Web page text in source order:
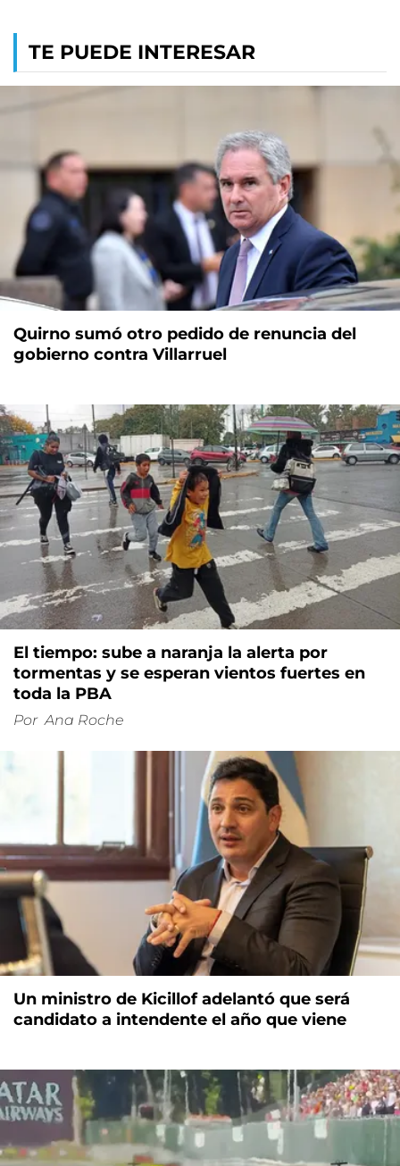
TE PUEDE INTERESAR
Quirno sumó otro pedido de renuncia del
gobierno contra Villarruel
El tiempo: sube a naranja la alerta por
tormentas y se esperan vientos fuertes en
toda la PBA
Por Ana Roche
Un ministro de Kicillof adelantó que será
candidato a intendente el año que viene